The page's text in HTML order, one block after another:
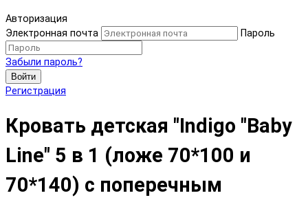
Авторизация
Электронная почта
Пароль
Забыли пароль?
Войти
Регистрация
Кровать детская "Indigo "Baby
Line" 5 в 1 (ложе 70*100 и
70*140) с поперечным